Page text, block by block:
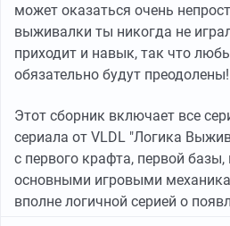
может оказаться очень
выживалки ты никогда не
приходит и навык, так что
обязательно будут преодолены!
Этот сборник включает все
сериала от VLDL "Логика
с первого крафта, первой
основными игровыми
вполне логичной серией о